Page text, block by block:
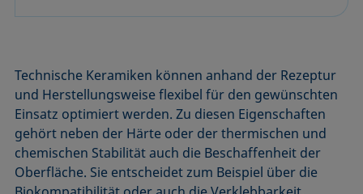
Technische Keramiken können anhand der Rezeptur
und Herstellungsweise flexibel für den gewünschten
Einsatz optimiert werden. Zu diesen Eigenschaften
gehört neben der Härte oder der thermischen und
chemischen Stabilität auch die Beschaffenheit der
Oberfläche. Sie entscheidet zum Beispiel über die